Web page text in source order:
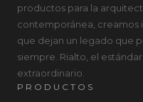
productos para la
contemporánea, creamos
que dejan un legado que
siempre. Rialto, el
extraordinario.
PRODUCTOS